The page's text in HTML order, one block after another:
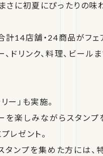
さに初夏にぴったりの味
14店舗・24商品がフェ
、ドリンク、料理、ビー
ー」も実施。
を楽しみながらスタンプ
レゼント。
タンプを集めた方には、